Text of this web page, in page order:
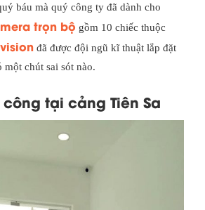
báu mà quý công ty đã dành cho
trọn bộ gồm 10 chiếc thuộc
đã được đội ngũ kĩ thuật lắp đặt
chút sai sót nào.
tại cảng Tiên Sa